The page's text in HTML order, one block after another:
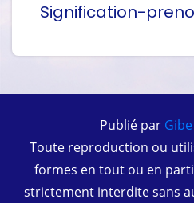
Signification-
Publié par Gibe
Toute reproduction ou
formes en tout ou en
strictement interdite sans